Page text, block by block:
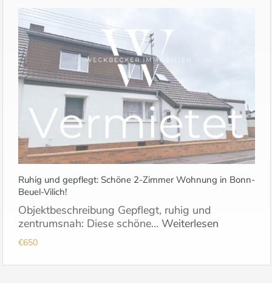
Ruhig und gepflegt: Schöne 2-Zimmer Wohnung in Bonn-
Beuel-Vilich!
Objektbeschreibung Gepflegt, ruhig und
zentrumsnah: Diese schöne… Weiterlesen
€650